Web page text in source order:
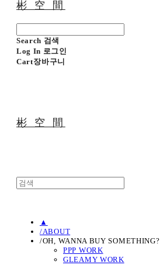
彬 空 間
Search 검색
Log In 로그인
Cart장바구니
彬 空 間
▲
/ABOUT
/OH, WANNA BUY SOMETHING?
PPP WORK
GLEAMY WORK